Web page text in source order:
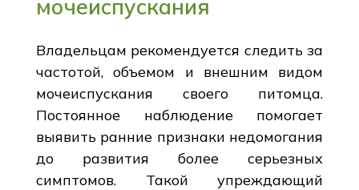
мочеиспускания
Владельцам рекомендуется следить за
частотой, объемом и внешним видом
мочеиспускания своего питомца.
Постоянное наблюдение помогает
выявить ранние признаки недомогания
до развития более серьезных
симптомов. Такой упреждающий